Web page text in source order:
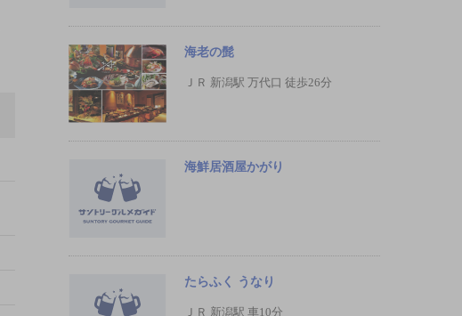
海老の髭
ＪＲ 新潟駅 万代口 徒歩26分
海鮮居酒屋かがり
たらふく うなり
ＪＲ 新潟駅 車10分